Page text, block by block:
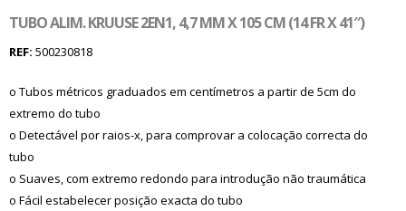
TUBO ALIM. KRUUSE 2EN1, 4,7 MM X 105 CM (14 FR X 41″)
REF: 500230818
o Tubos métricos graduados em centímetros a partir de 5cm do
extremo do tubo
o Detectável por raios-x, para comprovar a colocação correcta do
tubo
o Suaves, com extremo redondo para introdução não traumática
o Fácil estabelecer posição exacta do tubo